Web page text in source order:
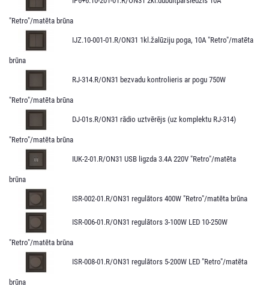
"Retro"/matēta brūna
IJZ.10-001-01.R/ON31 1kl.žalūziju poga, 10A "Retro"/matēta
brūna
RJ-314.R/ON31 bezvadu kontrolieris ar pogu 750W
"Retro"/matēta brūna
DJ-01s.R/ON31 rādio uztvērējs (uz komplektu RJ-314)
"Retro"/matēta brūna
IUK-2-01.R/ON31 USB ligzda 3.4A 220V "Retro"/matēta
brūna
ISR-002-01.R/ON31 regulātors 400W "Retro"/matēta brūna
ISR-006-01.R/ON31 regulātors 3-100W LED 10-250W
"Retro"/matēta brūna
ISR-008-01.R/ON31 regulātors 5-200W LED "Retro"/matēta
brūna